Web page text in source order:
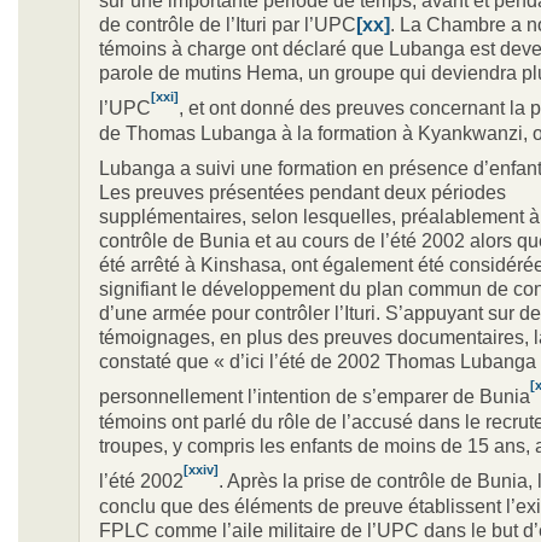
de contrôle de l’Ituri par l’UPC [xx]. La Chambre a
témoins à charge ont déclaré que Lubanga est
parole de mutins Hema, un groupe qui deviendra
l’UPC [xxi] , et ont donné des preuves concernant la
de Thomas Lubanga à la formation à Kyankwanzi,
Lubanga a suivi une formation en présence
Les preuves présentées pendant deux périodes
supplémentaires, selon lesquelles, préalablement
contrôle de Bunia et au cours de l’été 2002 alors
été arrêté à Kinshasa, ont également été
signifiant le développement du plan commun de
d’une armée pour contrôler l’Ituri. S’appuyant sur
témoignages, en plus des preuves documentaires,
constaté que « d’ici l’été de 2002 Thomas
personnellement l’intention de s’emparer de Bunia
témoins ont parlé du rôle de l’accusé dans le
troupes, y compris les enfants de moins de 15 ans,
l’été 2002[xxiv]
. Après la prise de contrôle de
conclu que des éléments de preuve établissent
FPLC comme l’aile militaire de l’UPC dans le but